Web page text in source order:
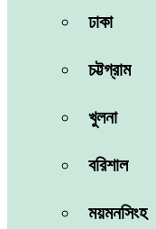
ঢাকা
চট্টগ্রাম
খুলনা
বরিশাল
ময়মনসিংহ